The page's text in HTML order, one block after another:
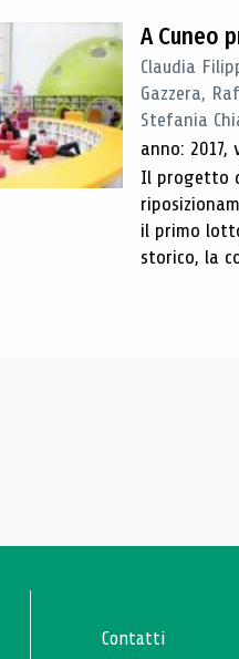
A Cuneo
Claudia
Gazzera,
Stefania
anno: 2017,
Il progetto
il primo
storico, la
Contatti